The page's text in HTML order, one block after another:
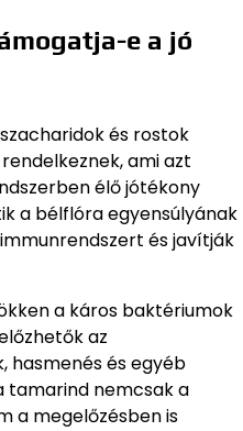
e a jó
és rostok
ami azt
élő jótékony
a bélflóra egyensúlyának
és javítják
a káros baktériumok
az
hasmenés és egyéb
tamarind nemcsak a
a megelőzésben is